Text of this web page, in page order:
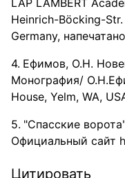
Heinrich-Böcking-
Germany,
Ефимов, О.Н.
Монография/
House, Yelm, WA,
"Спасские
Официальный сайт
Цитировать